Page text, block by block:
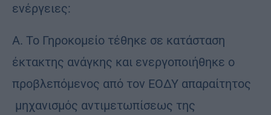
ενέργειες:
Α. Το Γηροκομείο τέθηκε σε κατάσταση
έκτακτης ανάγκης και ενεργοποιήθηκε ο
προβλεπόμενος από τον ΕΟΔΥ απαραίτητος
μηχανισμός αντιμετωπίσεως της